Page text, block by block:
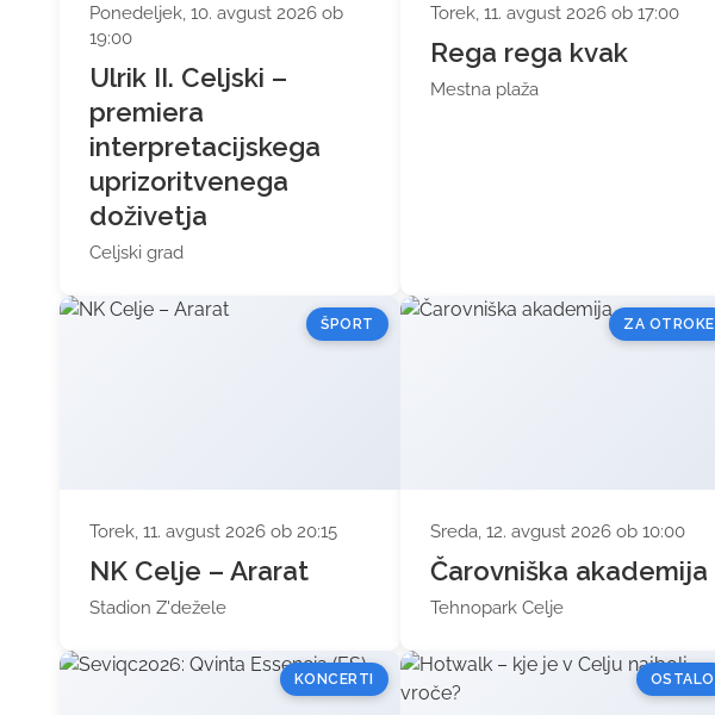
Ponedeljek, 10. avgust 2026 ob
19:00
Ulrik II. Celjski –
premiera
interpretacijskega
uprizoritvenega
doživetja
Celjski grad
Torek, 11. avgust 2026 ob 17:00
Rega rega kvak
Mestna plaža
ŠPORT
Torek, 11. avgust 2026 ob 20:15
NK Celje – Ararat
Stadion Z'dežele
ZA OTROKE
Sreda, 12. avgust 2026 ob 10:00
Čarovniška akademija
Tehnopark Celje
KONCERTI OSTALO